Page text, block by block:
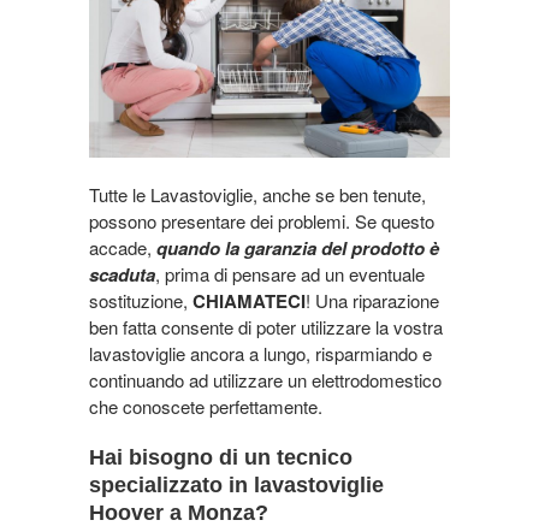
Tutte le Lavastoviglie, anche se ben tenute,
possono presentare dei problemi. Se questo
accade, quando la garanzia del prodotto è
scaduta, prima di pensare ad un eventuale
sostituzione, CHIAMATECI! Una riparazione
ben fatta consente di poter utilizzare la vostra
lavastoviglie ancora a lungo, risparmiando e
continuando ad utilizzare un elettrodomestico
che conoscete perfettamente.
Hai bisogno di un tecnico
specializzato in lavastoviglie
Hoover a Monza?